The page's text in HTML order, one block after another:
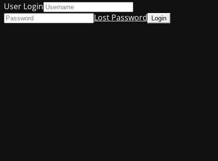
User Login
Lost Password